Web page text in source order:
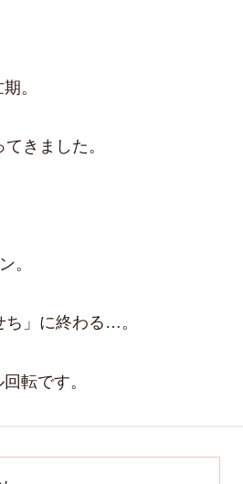
。
きました。
。
」に終わる…。
転です。